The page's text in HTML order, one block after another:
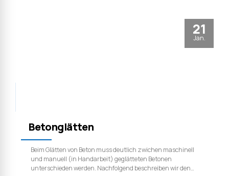
beanspruchten Bauteilen (z. B. Stützen) wird der Stahl
21
Jan.
Betonglätten
Beim Glätten von Beton muss deutlich zwichen maschinell
und manuell (in Handarbeit) geglätteten Betonen
unterschieden werden. Nachfolgend beschreiben wir den